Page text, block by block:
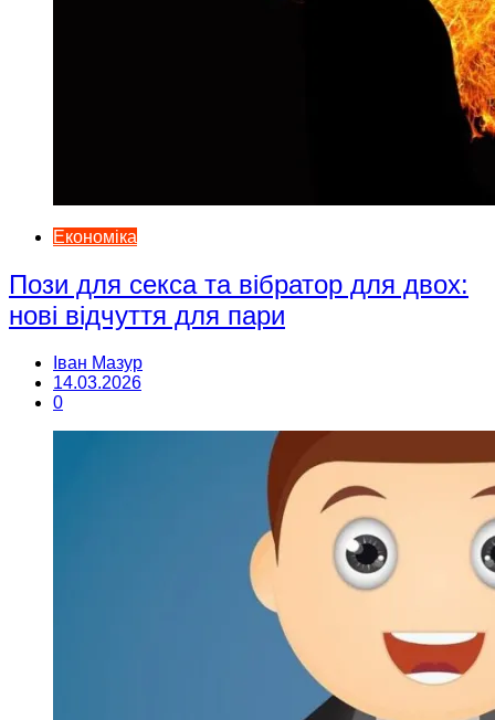
Економіка
Пози для секса та вібратор для двох:
нові відчуття для пари
Іван Мазур
14.03.2026
0